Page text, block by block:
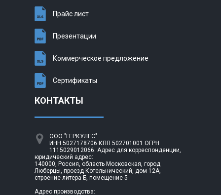
Прайс лист
Презентации
Коммерческое предложение
Сертификаты
КОНТАКТЫ
ООО "ГЕРКУЛЕС"
ИНН 5027178706 КПП 502701001 ОГРН
1115029012066. Адрес для корреспонденции,
юридический адрес:
140000, Россия, область Московская, город
Люберцы, проезд Котельнический, дом 12А,
строение литера Б, помещение 5
Адрес производства: